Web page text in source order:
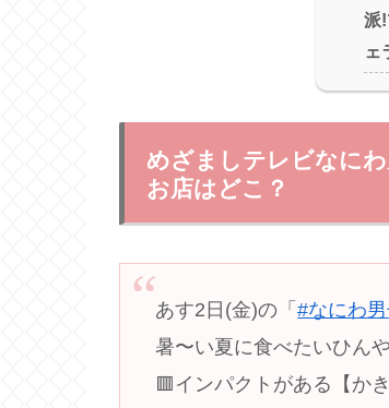
派
ェ
めざましテレビなに
お店はどこ？
あす2日(金)の「#なにわ
暑〜い夏に食べたいひん
🟥インパクトがある【か